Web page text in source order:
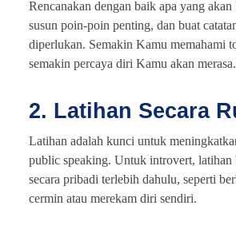
Rencanakan dengan baik apa yang
susun poin-poin penting, dan buat
diperlukan. Semakin Kamu memahami
semakin percaya diri Kamu akan merasa.
2. Latihan Secara
Latihan adalah kunci untuk
public speaking. Untuk introvert, latihan
secara pribadi terlebih dahulu, seperti
cermin atau merekam diri sendiri.